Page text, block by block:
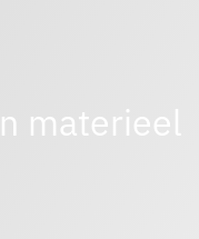
materieel